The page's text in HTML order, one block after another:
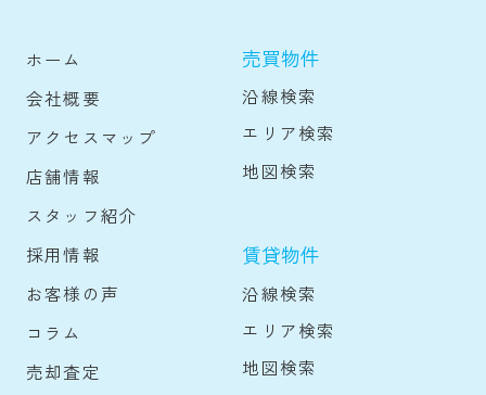
ホーム
会社概要
アクセスマップ
店舗情報
スタッフ紹介
採用情報
お客様の声
コラム
売却査定
売買物件
沿線検索
エリア検索
地図検索
賃貸物件
沿線検索
エリア検索
地図検索